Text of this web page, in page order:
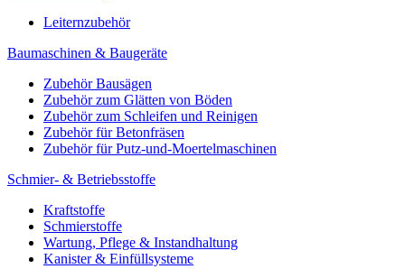
Leiternzubehör
Baumaschinen & Baugeräte
Zubehör Bausägen
Zubehör zum Glätten von Böden
Zubehör zum Schleifen und Reinigen
Zubehör für Betonfräsen
Zubehör für Putz-und-Moertelmaschinen
Schmier- & Betriebsstoffe
Kraftstoffe
Schmierstoffe
Wartung, Pflege & Instandhaltung
Kanister & Einfüllsysteme